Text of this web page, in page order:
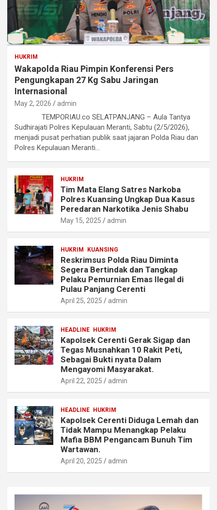
HUKRIM
Wakapolda Riau Pimpin Konferensi Pers
Pengungkapan 27 Kg Sabu Jaringan
Internasional
May 2, 2026 admin
TEMPORIAU.co SELATPANJANG – Aula Tantya
Sudhirajati Polres Kepulauan Meranti, Sabtu (2/5/2026),
menjadi pusat perhatian publik saat jajaran Polda Riau dan
Polres Kepulauan Meranti…
HUKRIM
Tim Mata Elang Satres Narkoba
Polres Kuansing Ungkap Dua Kasus
Peredaran Narkotika Jenis Shabu
May 15, 2025 admin
HUKRIM KUANSING
Reskrimsus Polda Riau Diminta
Segera Bertindak dan Tangkap
Pelaku Pemurnian Emas Ilegal di
Pulau Panjang Cerenti
April 25, 2025 admin
HEADLINE HUKRIM
Kapolsek Cerenti Gerak Sigap dan
Tegas Musnahkan 10 Rakit Peti,
Sebagai Bukti nyata Dalam
Mengayomi Masyarakat.
April 22, 2025 admin
HEADLINE HUKRIM
Kapolsek Cerenti Diduga Lemah dan
Tidak Mampu Menangkap Pelaku
Mafia BBM Pengancam Bunuh Tim
Wartawan.
April 20, 2025 admin